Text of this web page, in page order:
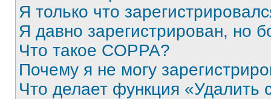
Я только что
Я давно зарегистрирован, но
Что такое COPPA?
Почему я не могу
Что делает функция «Удалить